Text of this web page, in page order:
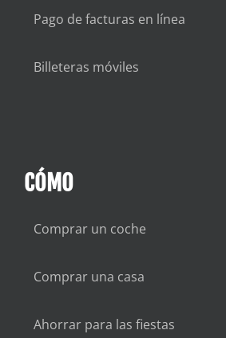
Pago de facturas en línea
Billeteras móviles
CÓMO
Comprar un coche
Comprar una casa
Ahorrar para las fiestas